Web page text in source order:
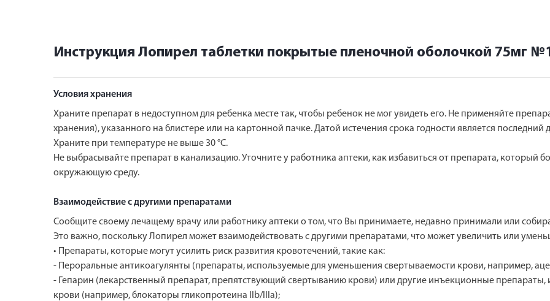
Инструкция Лопирел таблетки покрытые пленочной оболочкой 75мг
Условия хранения
Храните препарат в недоступном для ребенка месте так, чтобы ребенок не мог увидеть его. Не применяйте
хранения), указанного на блистере или на картонной пачке. Датой истечения срока годности является последний
Храните при температуре не выше 30 °С.
Не выбрасывайте препарат в канализацию. Уточните у работника аптеки, как избавиться от препарата, который
окружающую среду.
Взаимодействие с другими препаратами
Сообщите своему лечащему врачу или работнику аптеки о том, что Вы принимаете, недавно принимали или
Это важно, поскольку Лопирел может взаимодействовать с другими препаратами, что может увеличить или
• Препараты, которые могут усилить риск развития кровотечений, такие как:
- Пероральные антикоагулянты (препараты, используемые для уменьшения свертываемости крови, например,
- Гепарин (лекарственный препарат, препятствующий свертыванию крови) или другие инъекционные
крови (например, блокаторы гликопротеина IIb/IIIa);